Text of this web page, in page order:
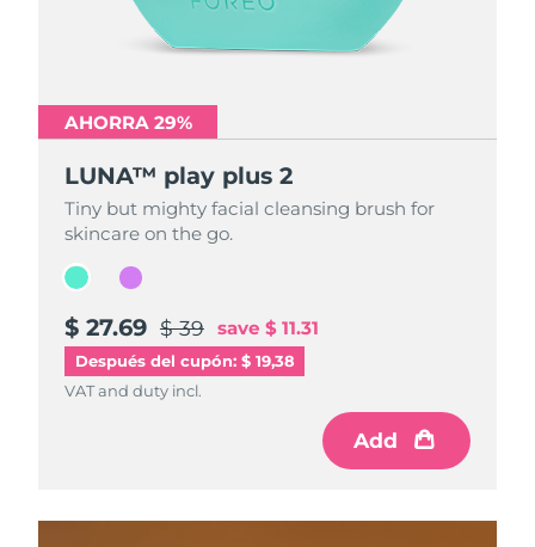
AHORRA 29%
LUNA™ play plus 2
Tiny but mighty facial cleansing brush for
skincare on the go.
$ 27.69 $ 39 save $ 11.31
Después del cupón: $ 19,38
VAT and duty incl.
Add
AHORRA 29%
LUNA™ play plus 2
Tiny but mighty facial cleansing brush for
skincare on the go.
$ 27.69 $ 39 save $ 11.31
VAT and duty incl.
Add